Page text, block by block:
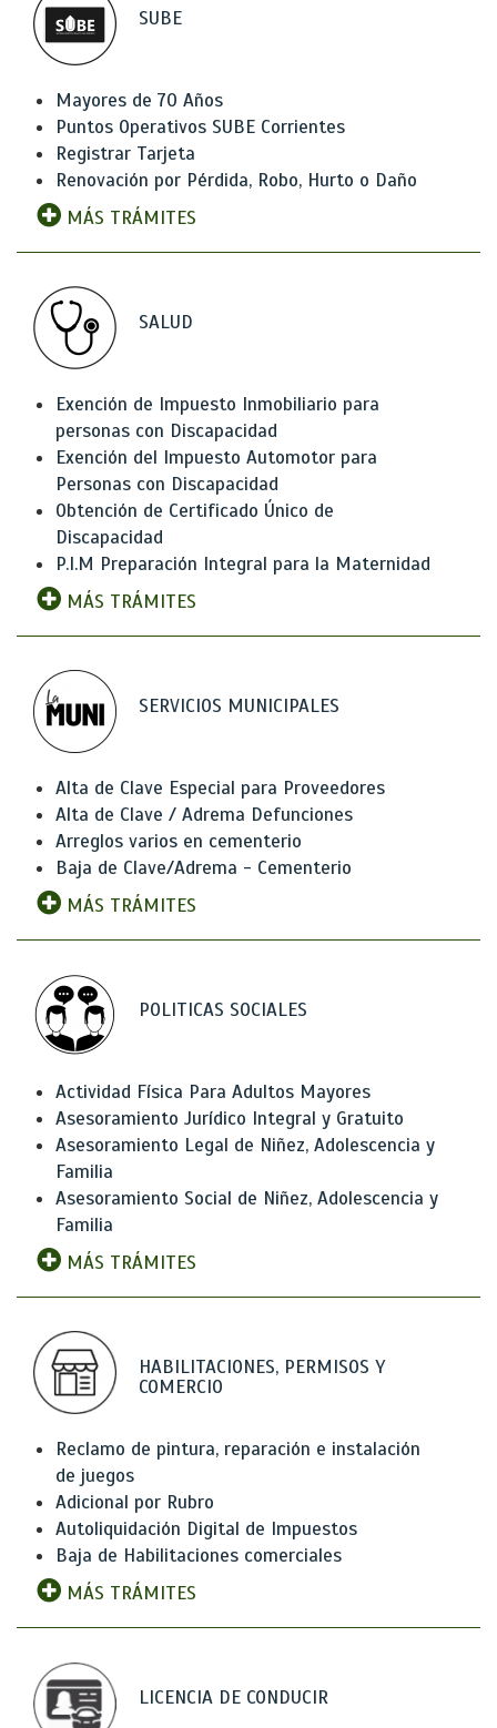
SUBE
Mayores de 70 Años
Puntos Operativos SUBE Corrientes
Registrar Tarjeta
Renovación por Pérdida, Robo, Hurto o Daño
MÁS TRÁMITES
SALUD
Exención de Impuesto Inmobiliario para
personas con Discapacidad
Exención del Impuesto Automotor para
Personas con Discapacidad
Obtención de Certificado Único de
Discapacidad
P.I.M Preparación Integral para la Maternidad
MÁS TRÁMITES
SERVICIOS MUNICIPALES
Alta de Clave Especial para Proveedores
Alta de Clave / Adrema Defunciones
Arreglos varios en cementerio
Baja de Clave/Adrema - Cementerio
MÁS TRÁMITES
POLITICAS SOCIALES
Actividad Física Para Adultos Mayores
Asesoramiento Jurídico Integral y Gratuito
Asesoramiento Legal de Niñez, Adolescencia y
Familia
Asesoramiento Social de Niñez, Adolescencia y
Familia
MÁS TRÁMITES
HABILITACIONES, PERMISOS Y
COMERCIO
Reclamo de pintura, reparación e instalación
de juegos
Adicional por Rubro
Autoliquidación Digital de Impuestos
Baja de Habilitaciones comerciales
MÁS TRÁMITES
LICENCIA DE CONDUCIR